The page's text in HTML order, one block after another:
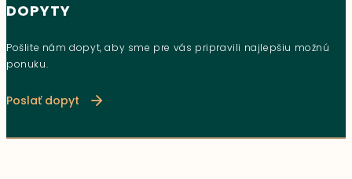
DOPYTY
Pošlite nám dopyt, aby sme pre vás pripravili najlepšiu možnú
ponuku.
Poslať dopyt